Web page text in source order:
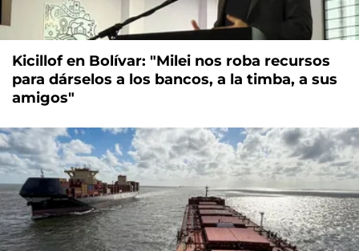
Kicillof en Bolívar: "Milei nos roba recursos
para dárselos a los bancos, a la timba, a sus
amigos"